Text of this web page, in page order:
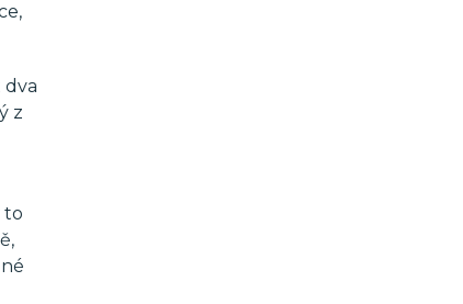
dva
z
to